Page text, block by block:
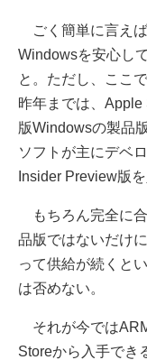
ごく簡単に言え
Windowsを安心し
と。ただし、ここ
昨年までは、
版Windowsの製品
ソフトが主にデベ
Insider Preview版
もちろん完全に
品版ではないだけ
って供給が続くと
は否めない。
それが今では
Storeから入手でき